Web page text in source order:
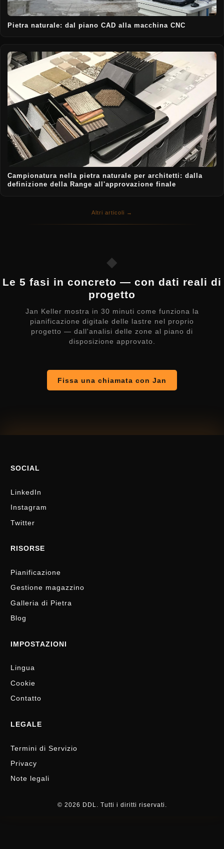
Pietra naturale: dal piano CAD alla macchina CNC
Campionatura nella pietra naturale per architetti: dalla
definizione della Range all'approvazione finale
Altri articoli →
◆
Le 5 fasi in concreto — con dati reali di
progetto
Jan Keller mostra in 30 minuti come funziona la
pianificazione digitale delle lastre nel proprio
progetto — dall'analisi delle zone al piano di
disposizione approvato.
Fissa una chiamata con Jan
SOCIAL
LinkedIn
Instagram
Twitter
RISORSE
Pianificazione
Gestione magazzino
Galleria di Pietra
Blog
IMPOSTAZIONI
Lingua
Cookie
Contatto
LEGALE
Termini di Servizio
Privacy
Note legali
© 2026 DDL. Tutti i diritti riservati.